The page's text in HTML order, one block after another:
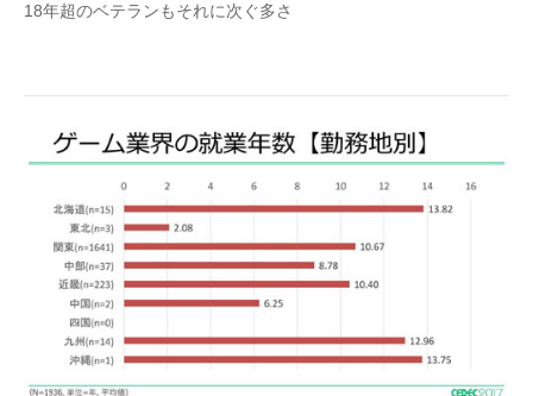
18年超のベテランもそれに次ぐ多さ